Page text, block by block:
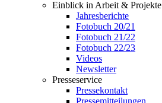
Einblick in Arbeit & Projekte
Jahresberichte
Fotobuch 20/21
Fotobuch 21/22
Fotobuch 22/23
Videos
Newsletter
Presseservice
Pressekontakt
Pressemitteilungen